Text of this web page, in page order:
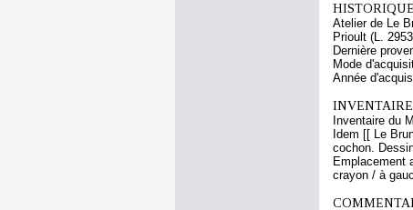
Atelier de Le
Prioult (L.
Dernière
Mode
Année
Inventaire du
Idem [[ Le
cochon.
Emplacement
crayon / à